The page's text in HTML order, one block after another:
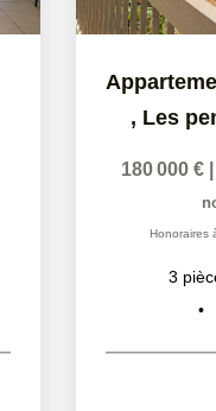
, Les
180 000 €
Honoraires
3